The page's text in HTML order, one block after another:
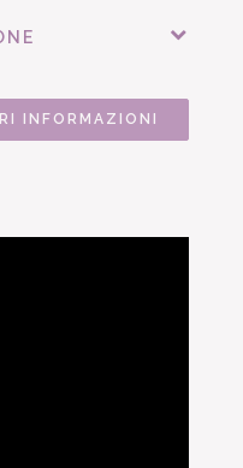
INFORMAZIONI